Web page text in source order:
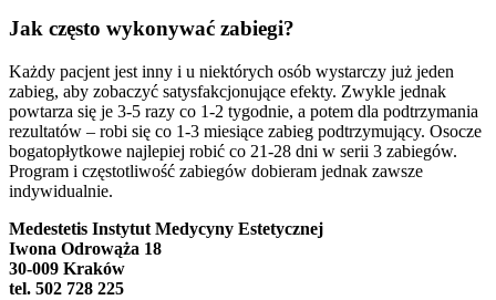
Jak często wykonywać zabiegi?
Każdy pacjent jest inny i u niektórych osób wystarczy już jeden
zabieg, aby zobaczyć satysfakcjonujące efekty. Zwykle jednak
powtarza się je 3-5 razy co 1-2 tygodnie, a potem dla podtrzymania
rezultatów – robi się co 1-3 miesiące zabieg podtrzymujący. Osocze
bogatopłytkowe najlepiej robić co 21-28 dni w serii 3 zabiegów.
Program i częstotliwość zabiegów dobieram jednak zawsze
indywidualnie.
Medestetis Instytut Medycyny Estetycznej
Iwona Odrowąża 18
30-009 Kraków
tel. 502 728 225